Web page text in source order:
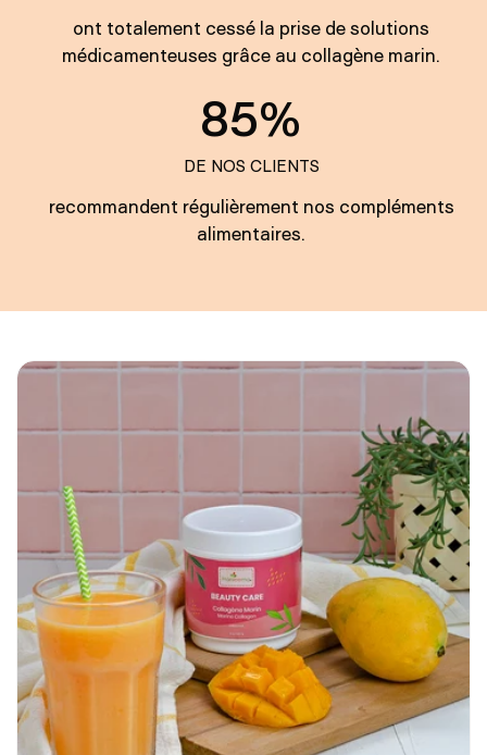
ont totalement cessé la prise de solutions
médicamenteuses grâce au collagène marin.
85%
DE NOS CLIENTS
recommandent régulièrement nos compléments
alimentaires.